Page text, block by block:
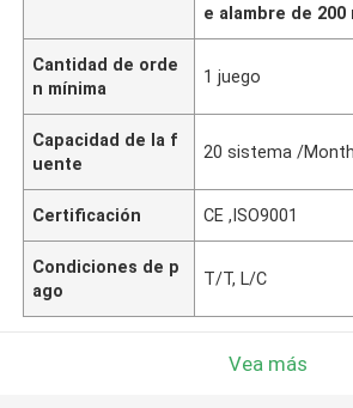
e alambre de 200
Cantidad de orde
n mínima
1 juego
Capacidad de la f
uente
20 sistema /Month
Certificación CE ,ISO9001
Condiciones de p
ago
T/T, L/C
Vea más